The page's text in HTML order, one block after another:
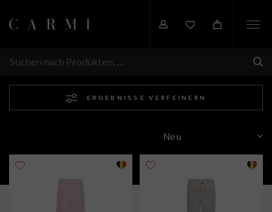
SUCHEN
ERGEBNISSE VERFEINERN
SORTIEREN